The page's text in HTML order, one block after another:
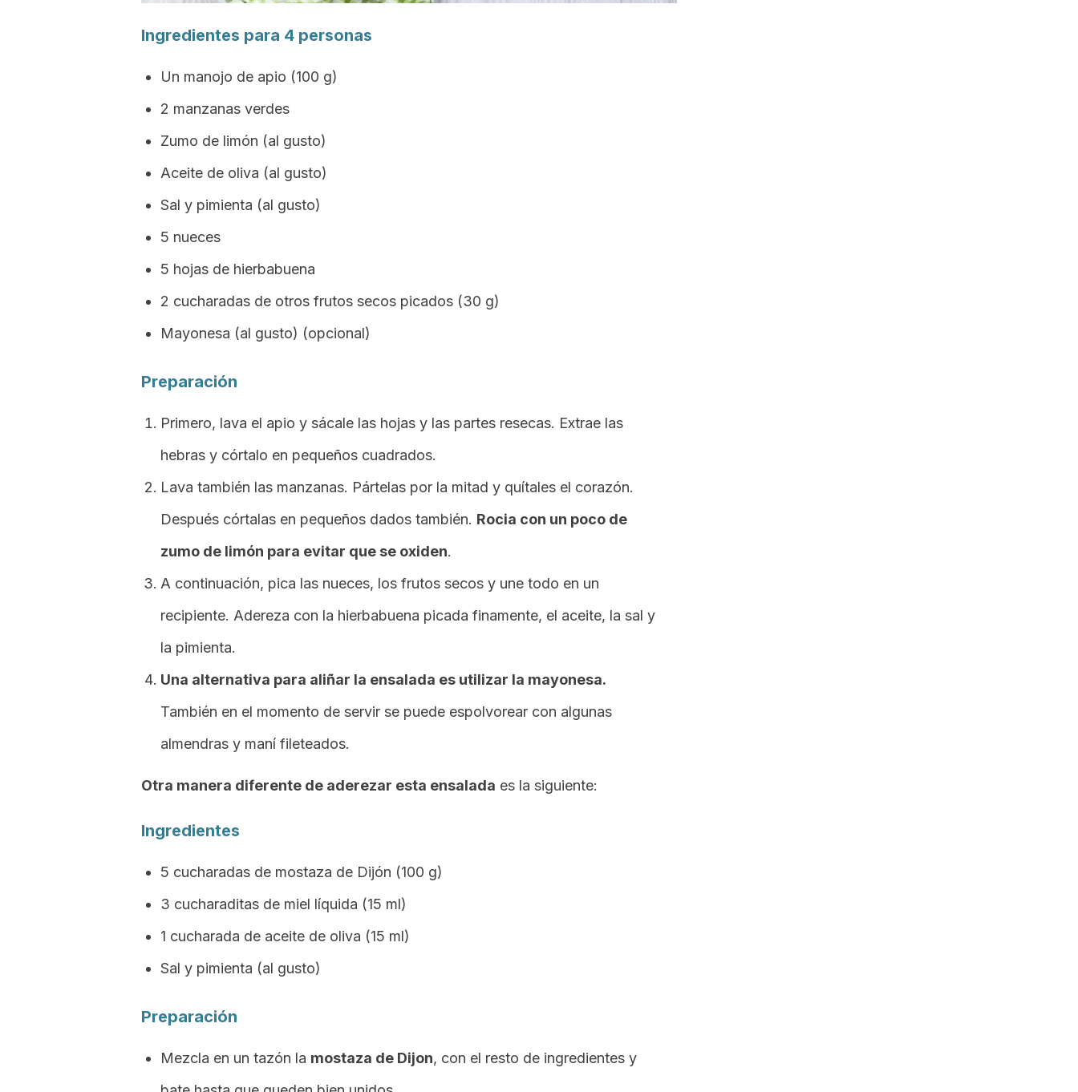
Ingredientes para 4 personas
Un manojo de apio (100 g)
2 manzanas verdes
Zumo de limón (al gusto)
Aceite de oliva (al gusto)
Sal y pimienta (al gusto)
5 nueces
5 hojas de hierbabuena
2 cucharadas de otros frutos secos picados (30 g)
Mayonesa (al gusto) (opcional)
Preparación
Primero, lava el apio y sácale las hojas y las partes resecas. Extrae las
hebras y córtalo en pequeños cuadrados.
Lava también las manzanas. Pártelas por la mitad y quítales el corazón.
Después córtalas en pequeños dados también. Rocia con un poco de
zumo de limón para evitar que se oxiden.
A continuación, pica las nueces, los frutos secos y une todo en un
recipiente. Adereza con la hierbabuena picada finamente, el aceite, la sal y
la pimienta.
Una alternativa para aliñar la ensalada es utilizar la mayonesa.
También en el momento de servir se puede espolvorear con algunas
almendras y maní fileteados.
Otra manera diferente de aderezar esta ensalada es la siguiente:
Ingredientes
5 cucharadas de mostaza de Dijón (100 g)
3 cucharaditas de miel líquida (15 ml)
1 cucharada de aceite de oliva (15 ml)
Sal y pimienta (al gusto)
Preparación
Mezcla en un tazón la mostaza de Dijon, con el resto de ingredientes y